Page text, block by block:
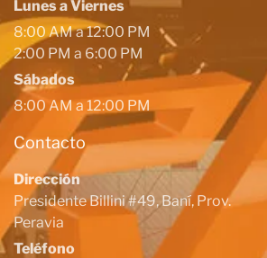
Lunes a Viernes
8:00 AM a 12:00 PM
2:00 PM a 6:00 PM
Sábados
8:00 AM a 12:00 PM
Contacto
Dirección
Presidente Billini #49, Baní, Prov.
Peravia
Teléfono